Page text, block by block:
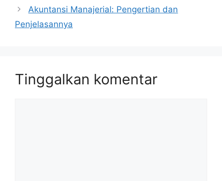
Akuntansi Manajerial: Pengertian dan
Penjelasannya
Tinggalkan komentar